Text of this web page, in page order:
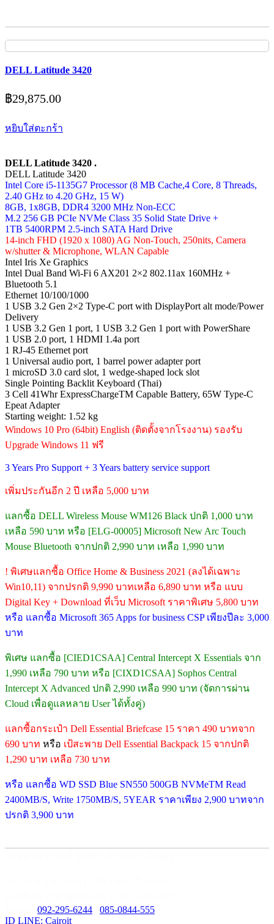
DELL Latitude 3420
฿29,875.00
หยิบใส่ตะกร้า
DELL Latitude 3420 .
DELL Latitude 3420
Intel Core i5-1135G7 Processor (8 MB Cache,4 Core, 8 Threads,
2.40 GHz to 4.20 GHz, 15 W)
8GB, 1x8GB, DDR4 3200 MHz Non-ECC
M.2 256 GB PCIe NVMe Class 35 Solid State Drive +
1TB 5400RPM 2.5-inch SATA Hard Drive
14-inch FHD (1920 x 1080) AG Non-Touch, 250nits, Camera
w/shutter & Microphone, WLAN Capable
Intel Iris Xe Graphics
Intel Dual Band Wi-Fi 6 AX201 2×2 802.11ax 160MHz +
Bluetooth 5.1
Ethernet 10/100/1000
1 USB 3.2 Gen 2×2 Type-C port with DisplayPort alt mode/Power
Delivery
1 USB 3.2 Gen 1 port, 1 USB 3.2 Gen 1 port with PowerShare
1 USB 2.0 port, 1 HDMI 1.4a port
1 RJ-45 Ethernet port
1 Universal audio port, 1 barrel power adapter port
1 microSD 3.0 card slot, 1 wedge-shaped lock slot
Single Pointing Backlit Keyboard (Thai)
3 Cell 41Whr ExpressChargeTM Capable Battery, 65W Type-C
Epeat Adapter
Starting weight: 1.52 kg
Windows 10 Pro (64bit) English (ติดตั้งจากโรงงาน) รองรับ
Upgrade Windows 11 ฟรี
3 Years Pro Support + 3 Years battery service support
เพิ่มประกันอีก 2 ปี เหลือ 5,000 บาท
แลกซื้อ DELL Wireless Mouse WM126 Black ปกติ 1,000 บาท
เหลือ 590 บาท หรือ [ELG-00005] Microsoft New Arc Touch
Mouse Bluetooth จากปกติ 2,990 บาท เหลือ 1,990 บาท
! พิเศษแลกซื้อ Office Home & Business 2021 (ลงได้เฉพาะ
Win10,11) จากปรกติ 9,990 บาทเหลือ 6,890 บาท หรือ แบบ
Digital Key + Download ที่เว็บ Microsoft ราคาพิเศษ 5,800 บาท
หรือ แลกซื้อ Microsoft 365 Apps for business CSP เพียงปีละ 3,000
บาท
พิเศษ แลกซื้อ [CIED1CSAA] Central Intercept X Essentials จาก
1,990 เหลือ 790 บาท หรือ [CIXD1CSAA] Sophos Central
Intercept X Advanced ปกติ 2,990 เหลือ 990 บาท (จัดการผ่าน
Cloud เพื่อดูแลหลาย User ได้ทั้งคู่)
แลกซื้อกระเป๋า Dell Essential Briefcase 15 ราคา 490 บาทจาก
690 บาท หรือ เป้สะพาย Dell Essential Backpack 15 จากปกติ
1,290 บาท เหลือ 730 บาท
หรือ แลกซื้อ WD SSD Blue SN550 500GB NVMeTM Read
2400MB/S, Write 1750MB/S, 5YEAR ราคาเพียง 2,900 บาทจาก
ปรกติ 3,900 บาท
092-295-6244
085-0844-555
ID LINE: Cairoit